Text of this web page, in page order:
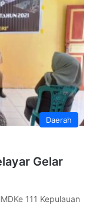
Daerah
Gelar
111 Kepulauan